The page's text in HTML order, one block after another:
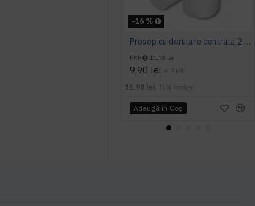
-16 %
Prosop cu derulare centrala 2 pliuri 100 m, portionata, alb, celuloza 100%, AQAS
PRP 11,78 lei
9,90 lei + TVA
11,98 lei TVA inclus
Adaugă în Coş